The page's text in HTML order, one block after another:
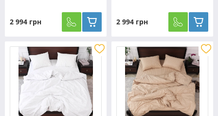
2 994 грн 2 994 грн